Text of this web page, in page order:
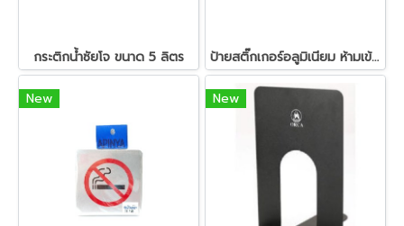
กระติกน้ำซัยโจ ขนาด 5 ลิตร ป้ายสติ๊กเกอร์อลูมิเนียม ห้ามเข้าก่อนได้รับอนุญาต
New New